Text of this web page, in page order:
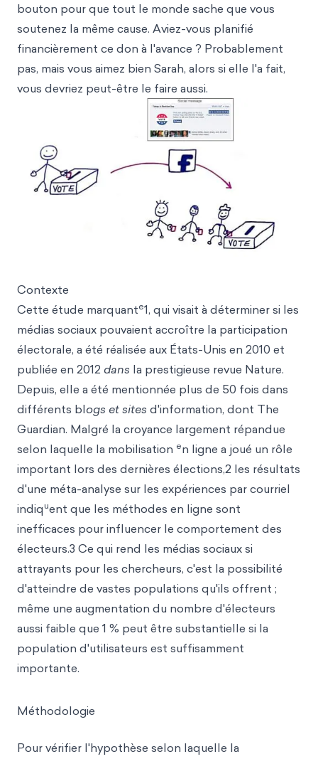
bouton pour que tout le monde sache que vous
soutenez la même cause. Aviez-vous planifié
financièrement ce don à l'avance ? Probablement
pas, mais vous aimez bien Sarah, alors si elle l'a fait,
vous devriez peut-être le faire aussi.
Contexte
Cette étude marquante1, qui visait à déterminer si les
médias sociaux pouvaient accroître la participation
électorale, a été réalisée aux États-Unis en 2010 et
publiée en 2012 dans la prestigieuse revue Nature.
Depuis, elle a été mentionnée plus de 50 fois dans
différents blogs et sites d'information, dont The
Guardian. Malgré la croyance largement répandue
selon laquelle la mobilisation en ligne a joué un rôle
important lors des dernières élections,2 les résultats
d'une méta-analyse sur les expériences par courriel
indiquent que les méthodes en ligne sont
inefficaces pour influencer le comportement des
électeurs.3 Ce qui rend les médias sociaux si
attrayants pour les chercheurs, c'est la possibilité
d'atteindre de vastes populations qu'ils offrent ;
même une augmentation du nombre d'électeurs
aussi faible que 1 % peut être substantielle si la
population d'utilisateurs est suffisamment
importante.
Méthodologie
Pour vérifier l'hypothèse selon laquelle la